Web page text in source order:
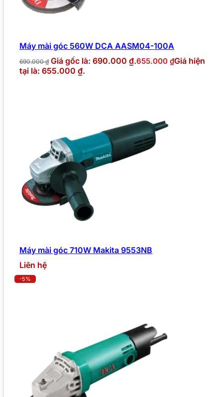
Máy mài góc 560W DCA AASM04-100A
690.000₫ Giá gốc là: 690.000 ₫.655.000 ₫Giá hiện
tại là: 655.000 ₫.
Máy mài góc 710W Makita 9553NB
Liên hệ
-5%